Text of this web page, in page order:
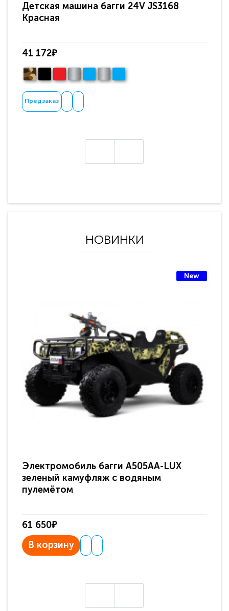
Детская машина багги 24V JS3168
Красная
41 172₽
Предзаказ
НОВИНКИ
New
Электромобиль багги A505AA-LUX
зеленый камуфляж с водяным
пулемётом
61 650₽
В корзину